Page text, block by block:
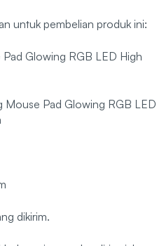
untuk pembelian produk ini:
Glowing RGB LED High
Mouse Pad Glowing RGB LED
dikirim.